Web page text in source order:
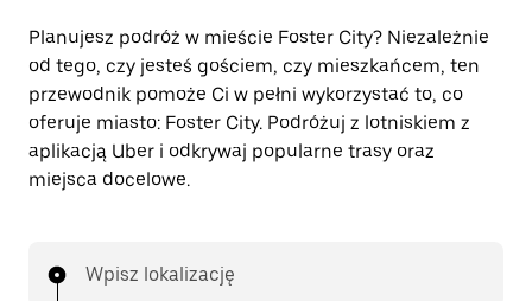
Planujesz podróż w mieście Foster City? Niezależnie
od tego, czy jesteś gościem, czy mieszkańcem, ten
przewodnik pomoże Ci w pełni wykorzystać to, co
oferuje miasto: Foster City. Podróżuj z lotniskiem z
aplikacją Uber i odkrywaj popularne trasy oraz
miejsca docelowe.
Wpisz lokalizację